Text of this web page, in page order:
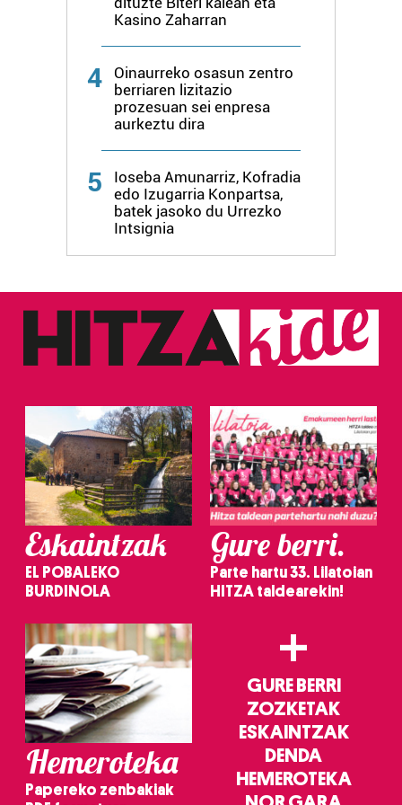
buruzko informazio gehiago eta ezarri zure lehentasunak
datuen atalean. Edozein unetan alda edo ken dezakezu
zure baimena Cookieen adierazpenean.
Webgune honek cookie propioak eta hirugarrenen cookie-
fitxategiak erabiltzen ditu. Zure esperientzia eta
erabiltzeko baimen esplizitua ematen diguzu.
Kasino Zaharran
4
Oinaurreko osasun zentro
berriaren lizitazio
prozesuan sei enpresa
aurkeztu dira
5
Ioseba Amunarriz, Kofradia
edo Izugarria Konpartsa,
batek jasoko du Urrezko
Intsignia
Eskaintzak
EL POBALEKO
BURDINOLA
Gure berri.
Parte hartu 33. Lilatoian
HITZA taldearekin!
Hemeroteka
Papereko zenbakiak
+
GURE BERRI
ZOZKETAK
ESKAINTZAK
DENDA
HEMEROTEKA